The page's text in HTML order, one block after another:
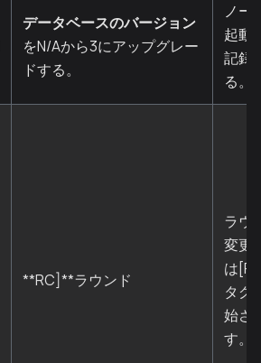
データベースのバージョン
をN/Aから3にアップグレー
ドする。
ノー
起動
記録
る。
**RC]**ラウンド
ラウ
変更
は
タグ
始さ
す。